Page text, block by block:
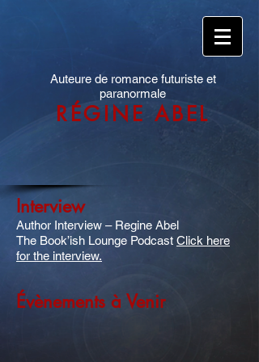
Auteure de romance futuriste et
paranormale
RÉGINE ABEL
Interview
Author Interview – Regine Abel
The Book’ish Lounge Podcast Click here
for the interview.
Évènements à Venir